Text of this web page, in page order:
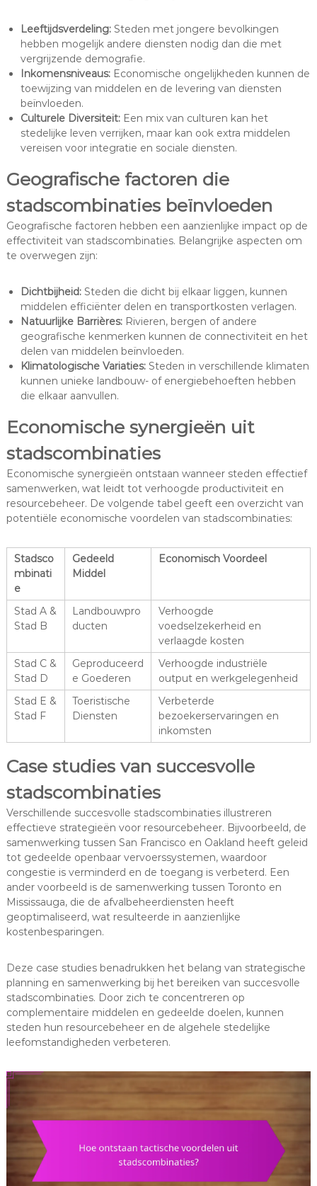
Leeftijdsverdeling:Steden met jongere bevolkingen
hebben mogelijk andere diensten nodig dan die met
vergrijzende demografie.
Inkomensniveaus:Economische ongelijkheden kunnen de
toewijzing van middelen en de levering van diensten
beïnvloeden.
Culturele Diversiteit:Een mix van culturen kan het
stedelijke leven verrijken, maar kan ook extra middelen
vereisen voor integratie en sociale diensten.
Geografische factoren die
stadscombinaties beïnvloeden
Geografische factoren hebben een aanzienlijke impact op de
effectiviteit van stadscombinaties. Belangrijke aspecten om
te overwegen zijn:
Dichtbijheid:Steden die dicht bij elkaar liggen, kunnen
middelen efficiënter delen en transportkosten verlagen.
Natuurlijke Barrières:Rivieren, bergen of andere
geografische kenmerken kunnen de connectiviteit en het
delen van middelen beïnvloeden.
Klimatologische Variaties:Steden in verschillende klimaten
kunnen unieke landbouw- of energiebehoeften hebben
die elkaar aanvullen.
Economische synergieën uit
stadscombinaties
Economische synergieën ontstaan wanneer steden effectief
samenwerken, wat leidt tot verhoogde productiviteit en
resourcebeheer. De volgende tabel geeft een overzicht van
potentiële economische voordelen van stadscombinaties:
Stadsco
mbinati
e
Gedeeld
Middel
Economisch Voordeel
Stad A &
Stad B
Landbouwpro
ducten
Verhoogde
voedselzekerheid en
verlaagde kosten
Stad C &
Stad D
Geproduceerd
e Goederen
Verhoogde industriële
output en werkgelegenheid
Stad E &
Stad F
Toeristische
Diensten
Verbeterde
bezoekerservaringen en
inkomsten
Case studies van succesvolle
stadscombinaties
Verschillende succesvolle stadscombinaties illustreren
effectieve strategieën voor resourcebeheer. Bijvoorbeeld, de
samenwerking tussen San Francisco en Oakland heeft geleid
tot gedeelde openbaar vervoerssystemen, waardoor
congestie is verminderd en de toegang is verbeterd. Een
ander voorbeeld is de samenwerking tussen Toronto en
Mississauga, die de afvalbeheerdiensten heeft
geoptimaliseerd, wat resulteerde in aanzienlijke
kostenbesparingen.
Deze case studies benadrukken het belang van strategische
planning en samenwerking bij het bereiken van succesvolle
stadscombinaties. Door zich te concentreren op
complementaire middelen en gedeelde doelen, kunnen
steden hun resourcebeheer en de algehele stedelijke
leefomstandigheden verbeteren.